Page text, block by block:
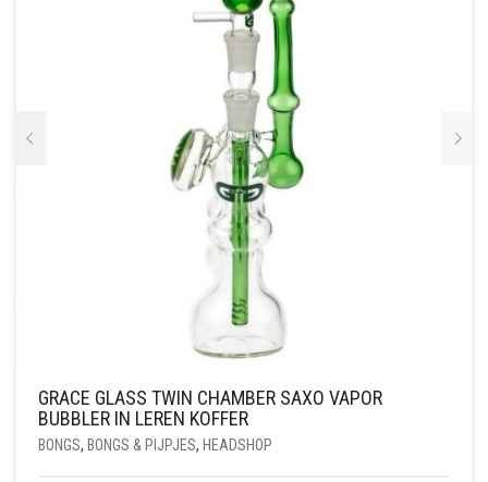
GRACE GLASS TWIN CHAMBER SAXO VAPOR
BUBBLER IN LEREN KOFFER
BONGS, BONGS & PIJPJES, HEADSHOP